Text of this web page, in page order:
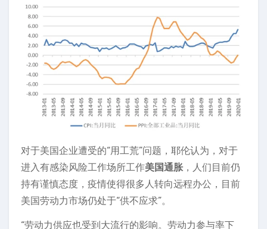
对于美国企业遭受的“用工荒”问题，耶伦认为，对于
进入有感染风险工作场所工作美国通胀 ，人们目前仍
持有谨慎态度，疫情使得很多人转向远程办公，目前
美国劳动力市场仍处于“供不应求”。
“劳动力供应也受到大流行的影响。劳动力参与率下